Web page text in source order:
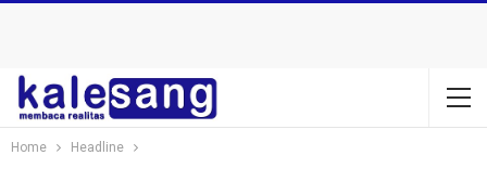
Home Headline